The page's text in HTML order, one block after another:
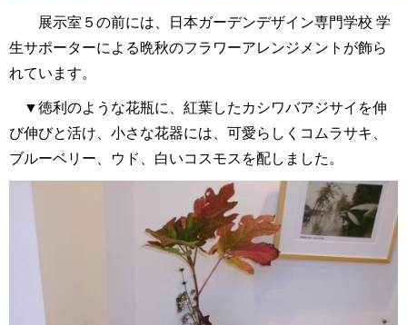
展示室５の前には、日本ガーデンデザイン専門学校 学
生サポーターによる晩秋のフラワーアレンジメントが飾ら
れています。
▼徳利のような花瓶に、紅葉したカシワバアジサイを伸
び伸びと活け、小さな花器には、可愛らしくコムラサキ、
ブルーベリー、ウド、白いコスモスを配しました。